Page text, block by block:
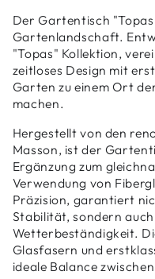
Der Gartentisch
Gartenlandschaft.
"Topas" Kollektion,
zeitloses Design mit
Garten zu einem Ort
machen.
Hergestellt von den
Masson, ist der
Ergänzung zum
Verwendung von
Präzision, garantiert
Stabilität, sondern
Wetterbeständigkeit.
Glasfasern und
ideale Balance